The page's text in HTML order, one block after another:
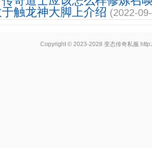
触龙神大脚上介绍 (2022-
Copyright © 2023-2028变态传奇私服